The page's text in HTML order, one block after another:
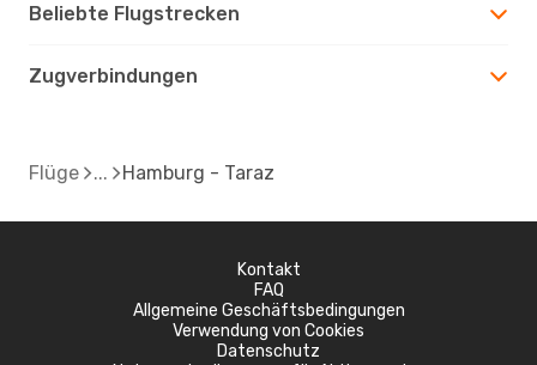
Beliebte Flugstrecken
Zugverbindungen
Flüge Hamburg - Taraz
Kontakt
FAQ
Allgemeine Geschäftsbedingungen
Verwendung von Cookies
Datenschutz